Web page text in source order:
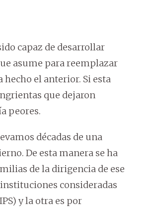
capaz de desarrollar
asume para reemplazar
el anterior. Si esta
que dejaron
peores.
décadas de una
De esta manera se ha
de la dirigencia de ese
consideradas
y la otra es por